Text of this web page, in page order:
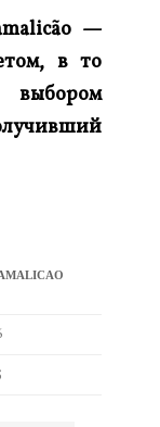
—
в то
выбором